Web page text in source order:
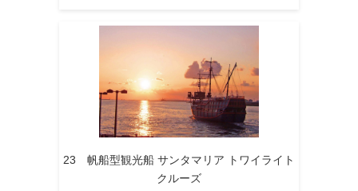
23 帆船型観光船 サンタマリア トワイライト
クルーズ